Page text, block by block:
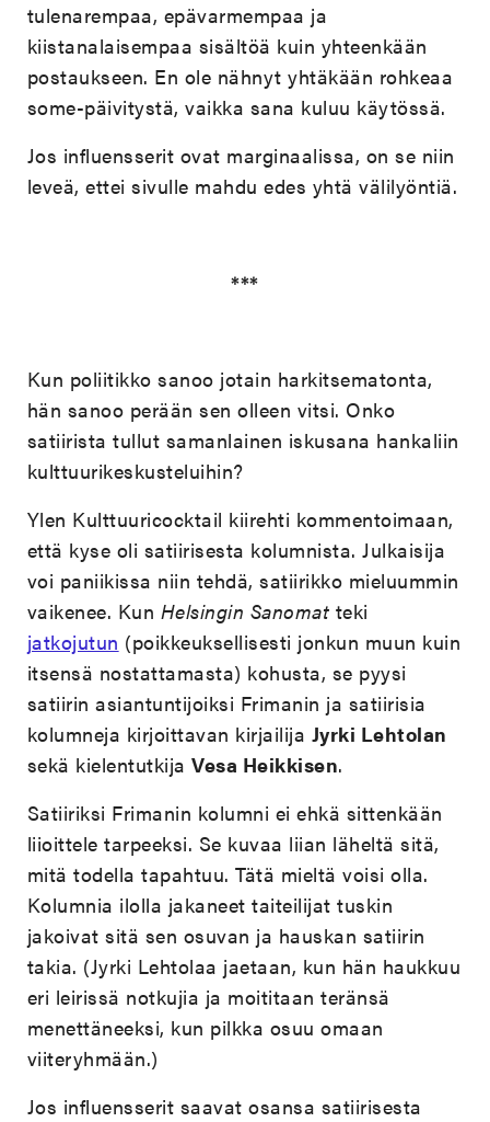
tulenarempaa, epävarmempaa ja
kiistanalaisempaa sisältöä kuin yhteenkään
postaukseen. En ole nähnyt yhtäkään rohkeaa
some-päivitystä, vaikka sana kuluu käytössä.
Jos influensserit ovat marginaalissa, on se niin
leveä, ettei sivulle mahdu edes yhtä välilyöntiä.
***
Kun poliitikko sanoo jotain harkitsematonta,
hän sanoo perään sen olleen vitsi. Onko
satiirista tullut samanlainen iskusana hankaliin
kulttuurikeskusteluihin?
Ylen Kulttuuricocktail kiirehti kommentoimaan,
että kyse oli satiirisesta kolumnista. Julkaisija
voi paniikissa niin tehdä, satiirikko mieluummin
vaikenee. Kun Helsingin Sanomat teki
jatkojutun (poikkeuksellisesti jonkun muun kuin
itsensä nostattamasta) kohusta, se pyysi
satiirin asiantuntijoiksi Frimanin ja satiirisia
kolumneja kirjoittavan kirjailija Jyrki Lehtolan
sekä kielentutkijaVesa Heikkisen.
Satiiriksi Frimanin kolumni ei ehkä sittenkään
liioittele tarpeeksi. Se kuvaa liian läheltä sitä,
mitä todella tapahtuu. Tätä mieltä voisi olla.
Kolumnia ilolla jakaneet taiteilijat tuskin
jakoivat sitä sen osuvan ja hauskan satiirin
takia. (Jyrki Lehtolaa jaetaan, kun hän haukkuu
eri leirissä notkujia ja moititaan teränsä
menettäneeksi, kun pilkka osuu omaan
viiteryhmään.)
Jos influensserit saavat osansa satiirisesta